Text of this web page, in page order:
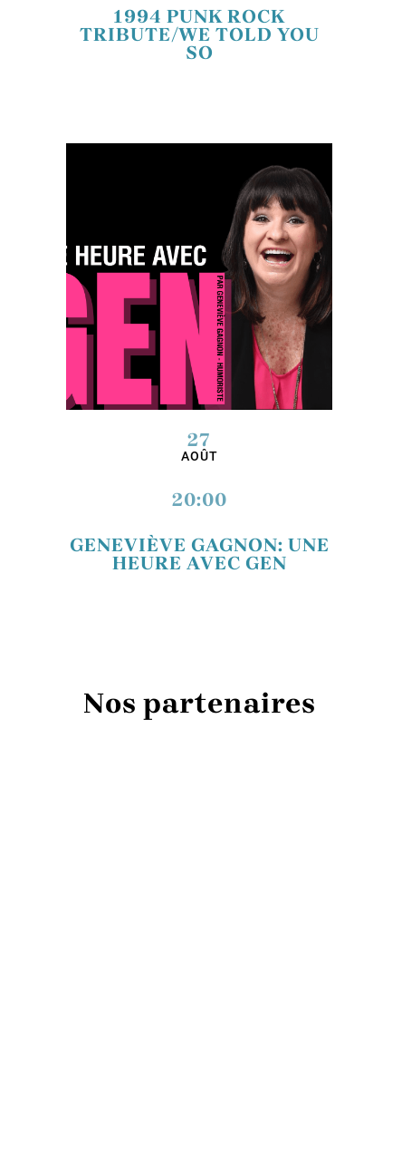
1994 PUNK ROCK
TRIBUTE/WE TOLD YOU
SO
27
AOÛT
20:00
GENEVIÈVE GAGNON: UNE
HEURE AVEC GEN
Nos partenaires